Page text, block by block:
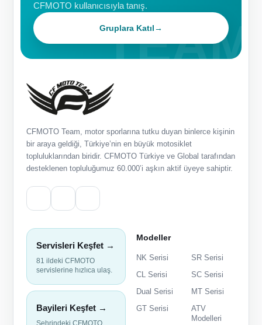
CFMOTO kullanıcısıyla tanış.
Gruplara Katıl→
CFMOTO Team, motor sporlarına tutku duyan binlerce kişinin
bir araya geldiği, Türkiye’nin en büyük motosiklet
topluluklarından biridir. CFMOTO Türkiye ve Global tarafından
desteklenen topluluğumuz 60.000’i aşkın aktif üyeye sahiptir.
Servisleri Keşfet →
81 ildeki CFMOTO
servislerine hızlıca ulaş.
Bayileri Keşfet →
Modeller
NK Serisi
SR Serisi
CL Serisi
SC Serisi
Dual Serisi
MT Serisi
GT Serisi
ATV
Modelleri